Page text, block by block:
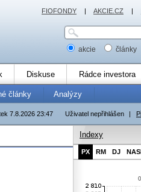
akcie články
Diskuse Rádce investora
články Analýzy
Uživatel nepřihlášen |
7.8.2026 23:47
Indexy
PX RM DJ
FIOFONDY | AKCIE.CZ |